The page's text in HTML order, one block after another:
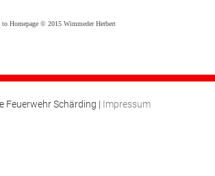
to Homepage © 2015 Wimmeder Herbert
Feuerwehr Schärding | Impressum